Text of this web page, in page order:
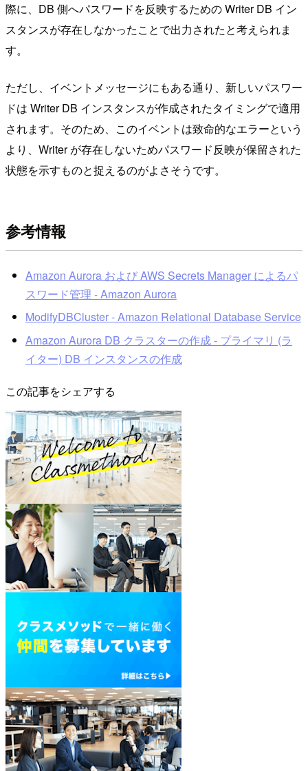
際に、DB 側へパスワードを反映するための Writer DB イン
スタンスが存在しなかったことで出力されたと考えられま
す。
ただし、イベントメッセージにもある通り、新しいパスワー
ドは Writer DB インスタンスが作成されたタイミングで適用
されます。そのため、このイベントは致命的なエラーという
より、Writer が存在しないためパスワード反映が保留された
状態を示すものと捉えるのがよさそうです。
参考情報
Amazon Aurora および AWS Secrets Manager によるパ
スワード管理 - Amazon Aurora
ModifyDBCluster - Amazon Relational Database Service
Amazon Aurora DB クラスターの作成 - プライマリ (ラ
イター) DB インスタンスの作成
この記事をシェアする